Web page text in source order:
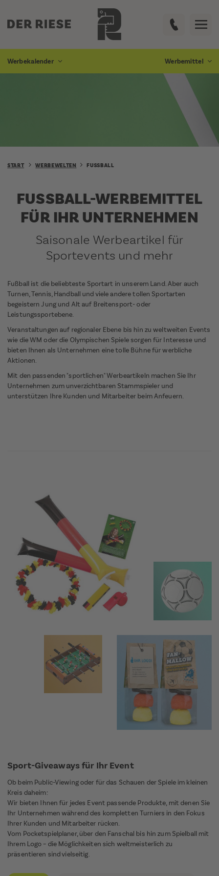
Werbekalender Werbemittel
START WERBEWELTEN FUSSBALL
FUSSBALL-WERBEMITTEL F
ÜR IHR UNTERNEHMEN
Saisonale Werbeartikel für
Sportevents und mehr
Fußball ist die beliebteste Sportart in unserem Land. Aber auch
Turnen, Tennis, Handball und viele andere tollen Sportarten
begeistern Jung und Alt auf Breitensport- oder
Leistungssportebene.
Veranstaltungen auf regionaler Ebene bis hin zu weltweiten Events
wie die WM oder die Olympischen Spiele sorgen für Interesse und
bieten Ihnen als Unternehmen eine tolle Bühne für werbliche
Aktionen.
Mit den passenden "sportlichen" Werbeartikeln machen Sie Ihr
Unternehmen zum unverzichtbaren Stammspieler und
unterstützen Ihre Kunden und Mitarbeiter beim Anfeuern.
Sport-Giveaways für Ihr Event
Ob beim Public-Viewing oder für das Schauen der Spiele im kleinen
Kreis daheim:
Wir bieten Ihnen für jedes Event passende Produkte, mit denen Sie
Ihr Unternehmen während des kompletten Turniers in den Fokus
Ihrer Kunden und Mitarbeiter rücken.
Vom Pocketspielplaner, über den Fanschal bis hin zum Spielball mit
Ihrem Logo – die Möglichkeiten sich weltmeisterlich zu
präsentieren sind vielseitig.